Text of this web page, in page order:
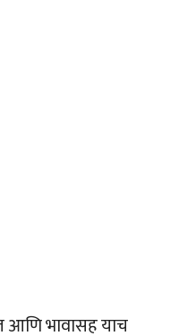
भावासह याच